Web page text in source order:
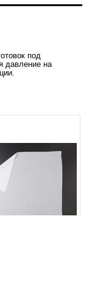
под
давление на